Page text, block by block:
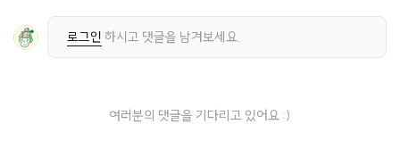
로그인 하시고 댓글을 남겨보세요.
여러분의 댓글을 기다리고 있어요 :)